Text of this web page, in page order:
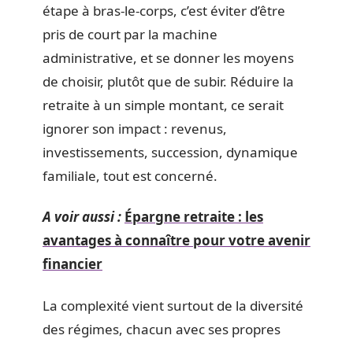
étape à bras-le-corps, c’est éviter d’être
pris de court par la machine
administrative, et se donner les moyens
de choisir, plutôt que de subir. Réduire la
retraite à un simple montant, ce serait
ignorer son impact : revenus,
investissements, succession, dynamique
familiale, tout est concerné.
A voir aussi : Épargne retraite : les
avantages à connaître pour votre avenir
financier
La complexité vient surtout de la diversité
des régimes, chacun avec ses propres